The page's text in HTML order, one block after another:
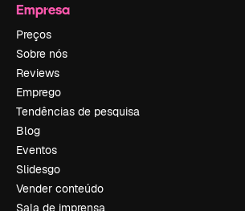
Empresa
Preços
Sobre nós
Reviews
Emprego
Tendências de pesquisa
Blog
Eventos
Slidesgo
Vender conteúdo
Sala de imprensa